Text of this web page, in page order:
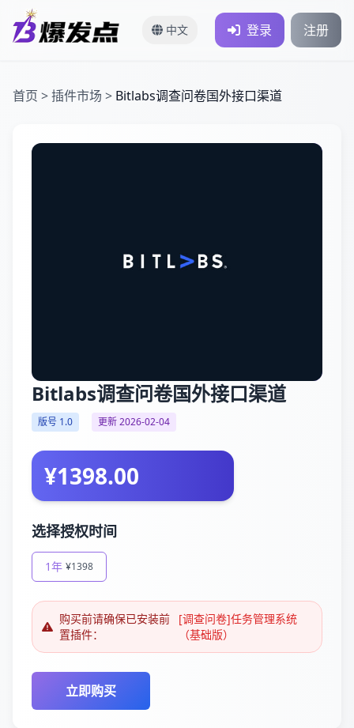
中文 登录 注册
首页 >插件市场 > Bitlabs调查问卷国外接口渠道
Bitlabs调查问卷国外接口渠道
版号 1.0 更新 2026-02-04
¥1398.00
选择授权时间
1年 ¥1398
购买前请确保已安装前
置插件：
[调查问卷]任务管理系统
（基础版）
立即购买